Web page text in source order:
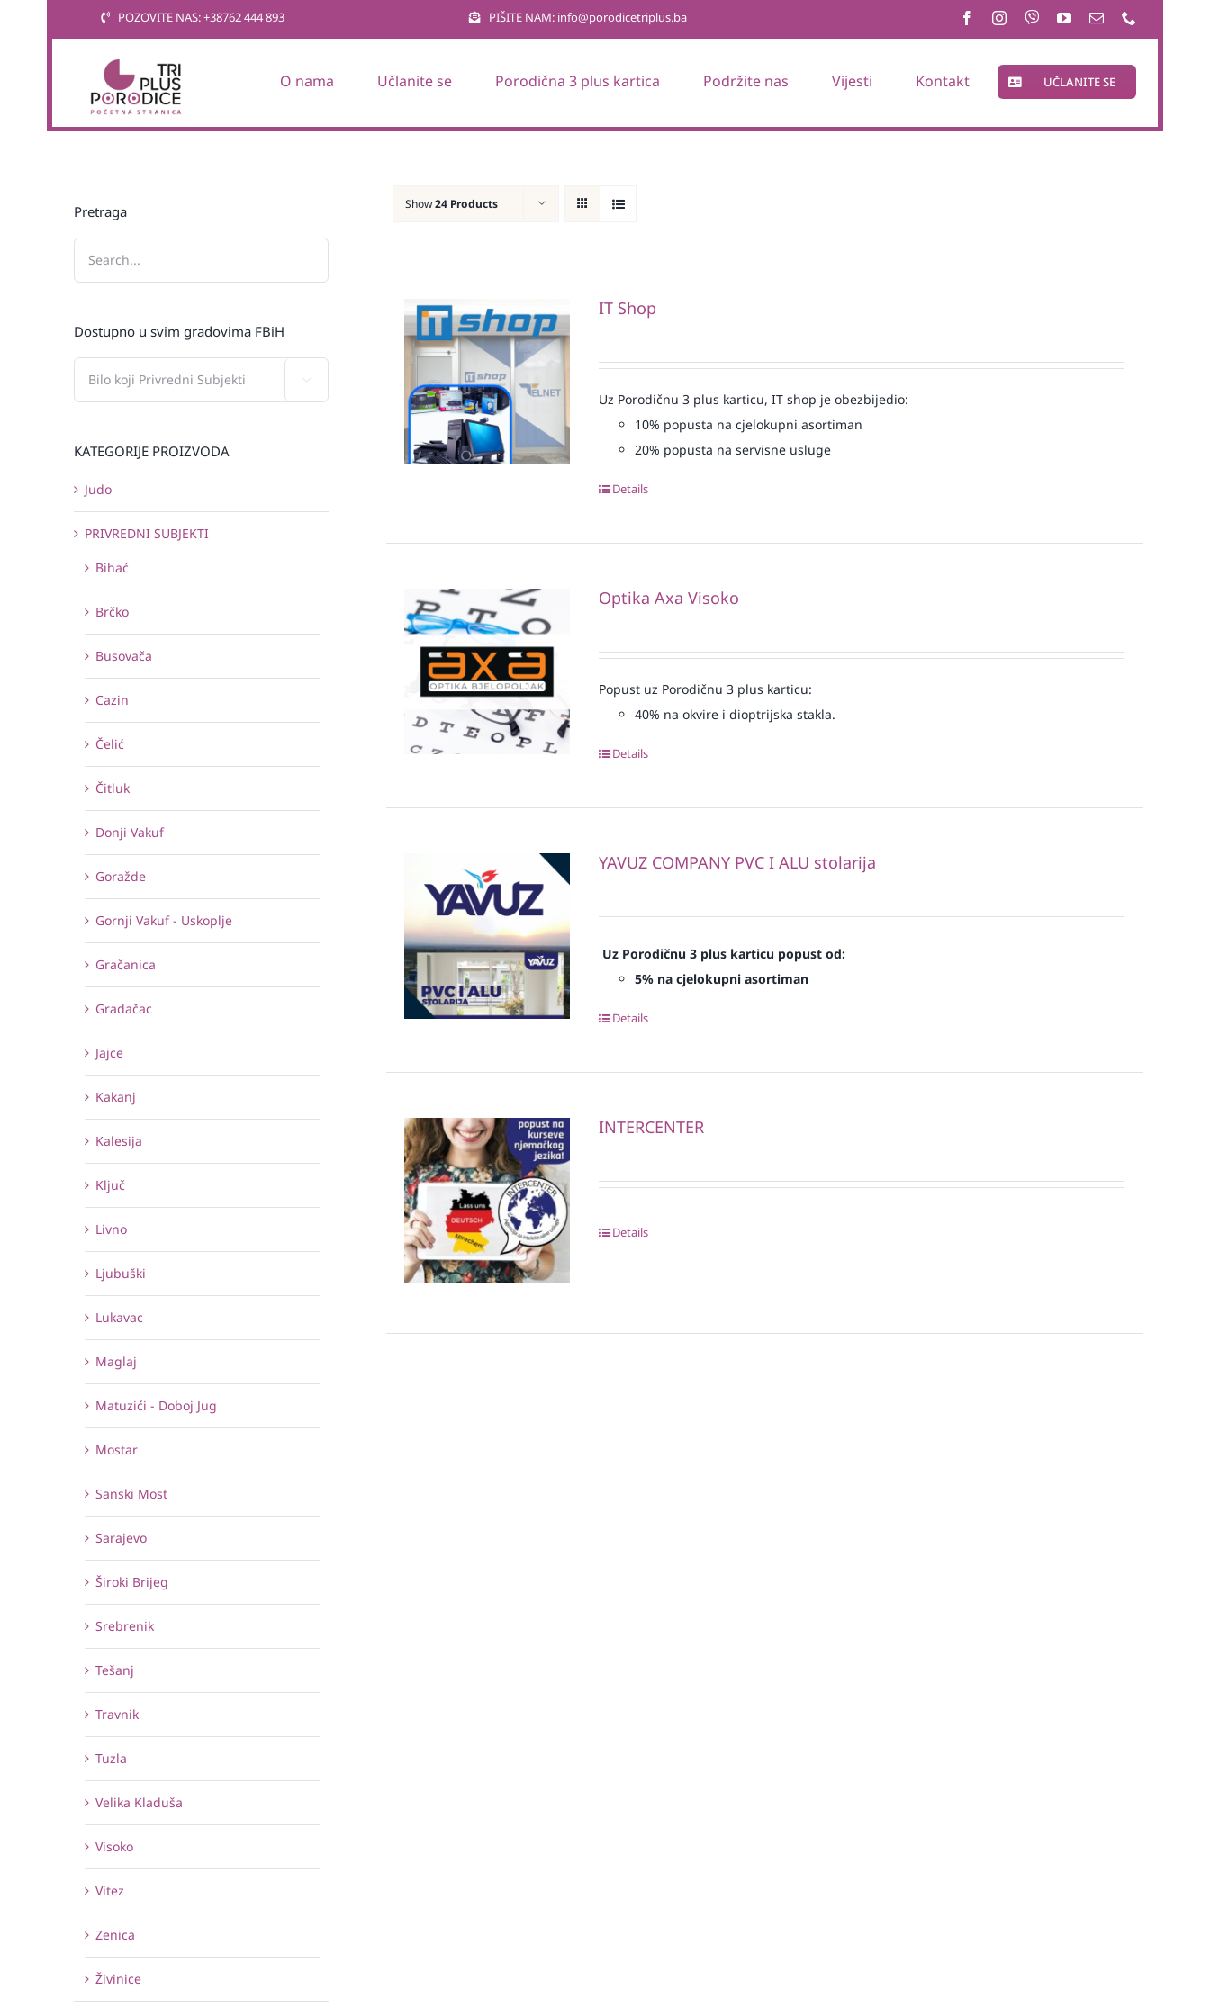
POZOVITE NAS: +38762 444 893 PIŠITE NAM: info@porodicetriplus.ba
O nama Učlanite se Porodična 3 plus kartica Podržite nas Vijesti Kontakt UČLANITE SE
Show24 Products
IT Shop
Uz Porodičnu 3 plus karticu, IT shop je obezbijedio:
10% popusta na cjelokupni asortiman
20% popusta na servisne usluge
Details
Optika Axa Visoko
Popust uz Porodičnu 3 plus karticu:
40% na okvire i dioptrijska stakla.
Details
YAVUZ COMPANY PVC I ALU stolarija
Uz Porodičnu 3 plus karticu popust od:
5% na cjelokupni asortiman
Details
INTERCENTER
Details
Pretraga
Dostupno u svim gradovima FBiH
KATEGORIJE PROIZVODA
Judo
PRIVREDNI SUBJEKTI
Bihać
Brčko
Busovača
Cazin
Čelić
Čitluk
Donji Vakuf
Goražde
Gornji Vakuf - Uskoplje
Gračanica
Gradačac
Jajce
Kakanj
Kalesija
Ključ
Livno
Ljubuški
Lukavac
Maglaj
Matuzići - Doboj Jug
Mostar
Sanski Most
Sarajevo
Široki Brijeg
Srebrenik
Tešanj
Travnik
Tuzla
Velika Kladuša
Visoko
Vitez
Zenica
Živinice